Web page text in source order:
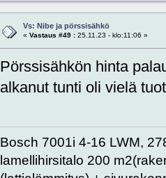
Vs: Nibe ja pörssisähkö
« Vastaus #49 :25.11.23 - klo:11:06 »
Pörssisähkön hinta
alkanut tunti oli vielä
Bosch 7001i 4-16 LWM,
lamellihirsitalo 200